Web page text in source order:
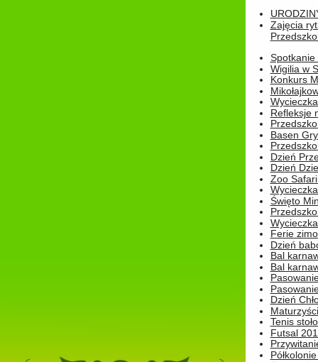
Zajęcia
Spotkanie
Wigilia w
Konkurs
Refleksje
Basen
Dzień
Dzień
Zoo
Święto
Ferie
Dzień
Bal
Bal
Dzień
Tenis
Futsal